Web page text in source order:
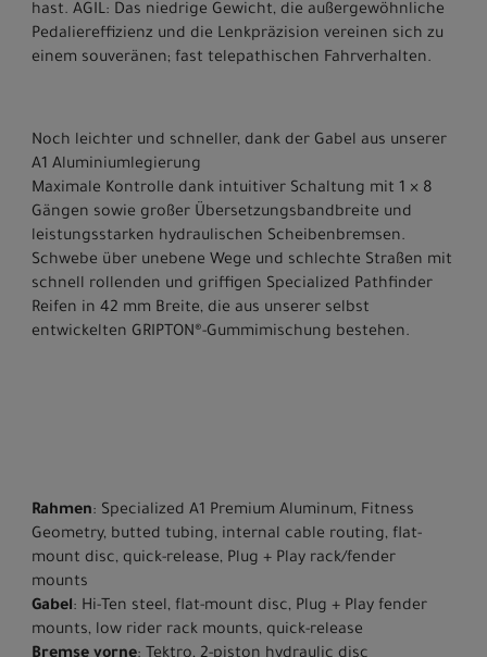
hast. AGIL: Das niedrige Gewicht, die außergewöhnliche
Pedaliereffizienz und die Lenkpräzision vereinen sich zu
einem souveränen; fast telepathischen Fahrverhalten.
Noch leichter und schneller, dank der Gabel aus unserer
A1 Aluminiumlegierung
Maximale Kontrolle dank intuitiver Schaltung mit 1 × 8
Gängen sowie großer Übersetzungsbandbreite und
leistungsstarken hydraulischen Scheibenbremsen.
Schwebe über unebene Wege und schlechte Straßen mit
schnell rollenden und griffigen Specialized Pathfinder
Reifen in 42 mm Breite, die aus unserer selbst
entwickelten GRIPTON®-Gummimischung bestehen.
Rahmen: Specialized A1 Premium Aluminum, Fitness
Geometry, butted tubing, internal cable routing, flat-
mount disc, quick-release, Plug + Play rack/fender
mounts
Gabel: Hi-Ten steel, flat-mount disc, Plug + Play fender
mounts, low rider rack mounts, quick-release